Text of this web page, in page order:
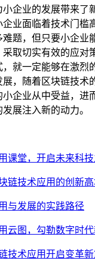
小企业的发展带来了
业面临着技术门槛
题，但只要小企业
取切实有效的应对
就一定能够在激烈
，随着区块链技术
企业从中受益，进
展注入新的动力。
课堂，开启未来科技
链技术应用的创新
与发展的实践路径
云图，勾勒数字时代
技术应用开启变革新